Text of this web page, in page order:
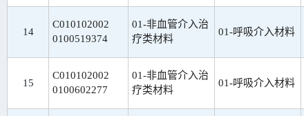
14
C010102002
0100519374
01-非血管介入治
疗类材料
01-呼吸介入材料
15
C010102002
0100602277
01-非血管介入治
疗类材料
01-呼吸介入材料